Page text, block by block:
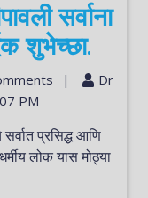
सर्वाना
शुभेच्छा.
|
Dr
PM
लोक यास मोठ्या